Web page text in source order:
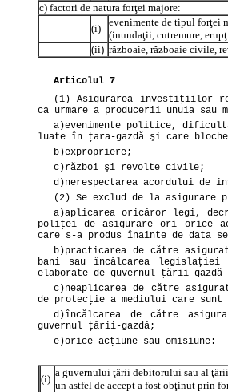
c) factori de natura forţei majore:
(i)
evenimente de tipul forţei
(inundaţii, cutremure,
(ii) războaie, războaie civile,
Articolul 7
(1) Asigurarea investiţiilor
ca urmare a producerii unuia
a)evenimente politice,
luate în ţara-gazdă şi care
b)expropriere;
c)război şi revolte civile;
d)nerespectarea acordului de
(2) Se exclud de la asigurare
a)aplicarea oricăror legi,
poliţei de asigurare ori orice
care s-a produs înainte de data
b)practicarea de către
bani sau încălcarea legislaţiei
elaborate de guvernul ţării-
c)neaplicarea de către
de protecţie a mediului care
d)încălcarea de către
guvernul ţării-gazdă;
e)orice acţiune sau omisiune:
(i)
a guvernului ţării debitorului sau al
un astfel de accept a fost obţinut prin